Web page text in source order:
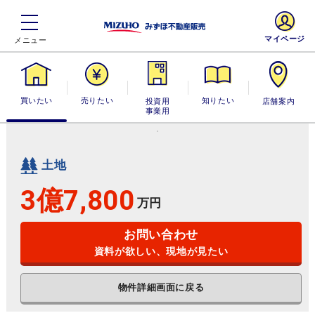
買いたい 売りたい
投資用・事業
用
知りたい 店舗案内
マイページ
土地
3億7,800 万円
お問い合わせ
資料が欲しい、現地が見たい
物件詳細画面に戻る